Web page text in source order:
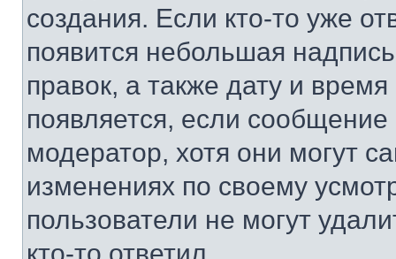
создания. Если кто-то уже
появится небольшая
правок, а также дату и
появляется, если
модератор, хотя они могут
изменениях по своему
пользователи не могут